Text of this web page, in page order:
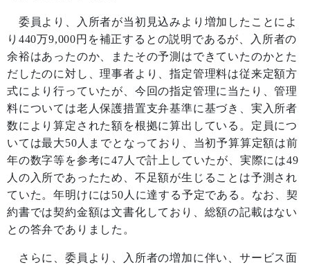
委員より、入所者が当初見込みより増加したことによ
り 440万9,000円を補正するとの説明であるが、入所者の
余裕はあったのか、またその予測はできていたのかとた
だしたのに対し、理事者より、指定管理料は従来定額方
式により行っていたが、今回の指定管理に当たり、管理
料については老人保護措置支弁基準に基づき、実入所者
数により算定された額を根拠に算出している。定員につ
いては最大50 人までとなっており、当初予算算定額は前
年の数字等を参考に47 人で計上していたが、実際には49
人の入所であったため、不足額が生じることは予測され
ていた。年明けには50 人に達する予定である。なお、契
約書では契約金額は文書化しており、総額の記載はない
との答弁でありました。
さらに、委員より、入所者の増加に伴い、サービス面